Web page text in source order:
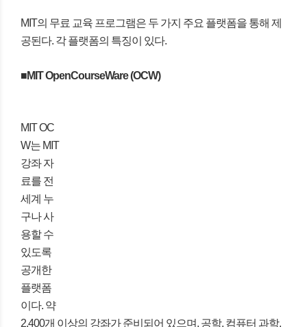
MIT의 무료 교육 프로그램은 두 가지 주요 플랫폼을 통해 제
공된다. 각 플랫폼의 특징이 있다.
■MIT OpenCourseWare (OCW)
MIT OC
W는 MIT
강좌 자
료를 전
세계 누
구나 사
용할 수
있도록
공개한
플랫폼
이다. 약
2,400개 이상의 강좌가 준비되어 있으며, 공학, 컴퓨터 과학,